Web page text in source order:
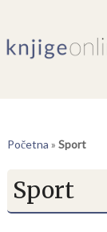
Početna » Sport
Sport